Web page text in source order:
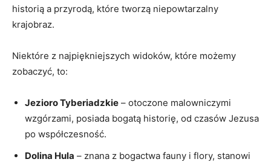
historią a przyrodą, które tworzą niepowtarzalny
krajobraz.
Niektóre z najpiękniejszych widoków, które możemy
zobaczyć, to:
Jezioro Tyberiadzkie – otoczone malowniczymi
wzgórzami, posiada bogatą historię, od czasów Jezusa
po współczesność.
Dolina Hula – znana z bogactwa fauny i flory, stanowi